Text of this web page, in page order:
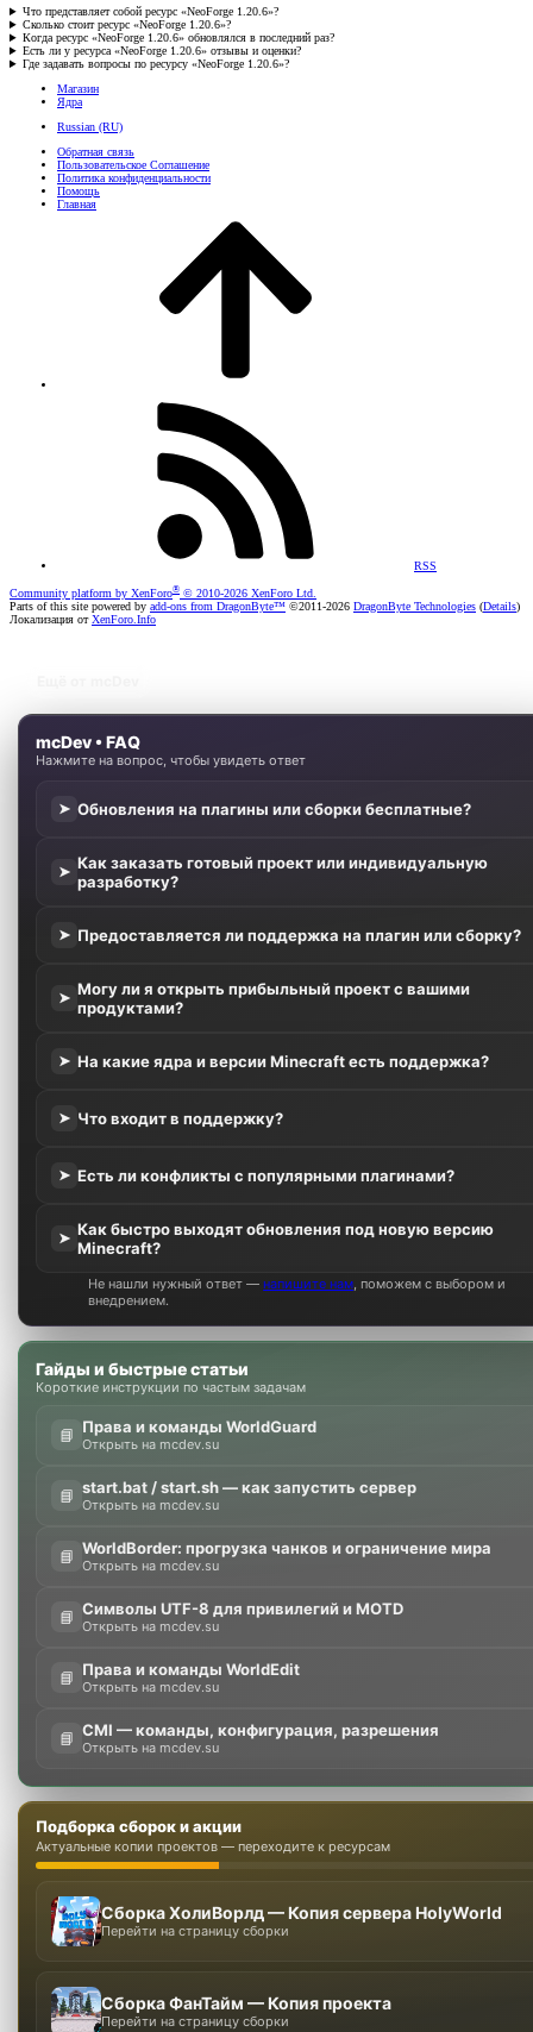
Что представляет собой ресурс «NeoForge 1.20.6»?
Сколько стоит ресурс «NeoForge 1.20.6»?
Когда ресурс «NeoForge 1.20.6» обновлялся в последний раз?
Есть ли у ресурса «NeoForge 1.20.6» отзывы и оценки?
Где задавать вопросы по ресурсу «NeoForge 1.20.6»?
Магазин
Ядра
Russian (RU)
Обратная связь
Пользовательское Соглашение
Политика конфиденциальности
Помощь
Главная
RSS
Community platform by XenForo® © 2010-2026 XenForo Ltd.
Parts of this site powered by add-ons from DragonByte™ ©2011-2026 DragonByte Technologies (Details)
Локализация отXenForo.Info
mcDev • FAQ
Нажмите на вопрос, чтобы увидеть ответ
➤ Обновления на плагины или сборки бесплатные?
➤ Как заказать готовый проект или индивидуальную
разработку?
➤ Предоставляется ли поддержка на плагин или сборку?
➤ Могу ли я открыть прибыльный проект с вашими
продуктами?
➤ На какие ядра и версии Minecraft есть поддержка?
➤ Что входит в поддержку?
➤ Есть ли конфликты с популярными плагинами?
➤ Как быстро выходят обновления под новую версию
Minecraft?
Не нашли нужный ответ —напишите нам , поможем с выбором и
внедрением.
Гайды и быстрые статьи
Короткие инструкции по частым задачам
📘 Права и команды WorldGuard
Открыть на mcdev.su
📘 start.bat / start.sh — как запустить сервер
Открыть на mcdev.su
📘 WorldBorder: прогрузка чанков и ограничение мира
Открыть на mcdev.su
📘 Символы UTF-8 для привилегий и MOTD
Открыть на mcdev.su
📘 Права и команды WorldEdit
Открыть на mcdev.su
📘 CMI — команды, конфигурация, разрешения
Открыть на mcdev.su
Подборка сборок и акции
Актуальные копии проектов — переходите к ресурсам
Сборка ХолиВорлд — Копия сервера HolyWorld
Перейти на страницу сборки
Сборка ФанТайм — Копия проекта
Перейти на страницу сборки